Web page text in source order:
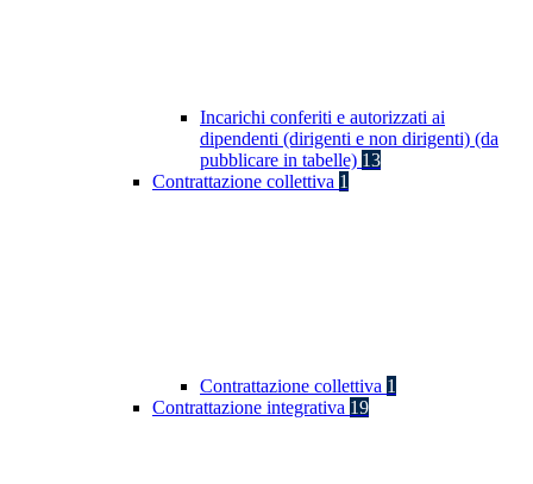
Incarichi conferiti e autorizzati ai
dipendenti (dirigenti e non dirigenti) (da
pubblicare in tabelle) 13
Contrattazione collettiva 1
Contrattazione collettiva 1
Contrattazione integrativa 19